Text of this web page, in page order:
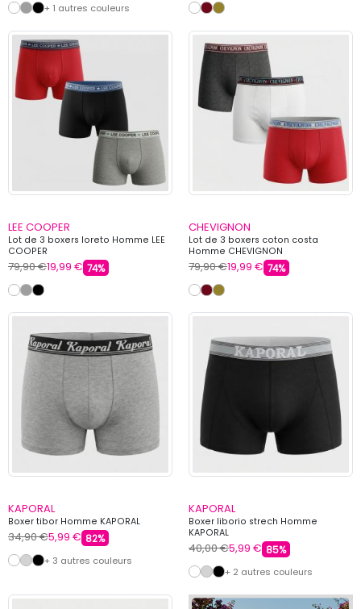
+ 1 autres couleurs
LEE COOPER
Lot de 3 boxers loreto Homme LEE
COOPER
79,90 €19,99 € 74%
CHEVIGNON
Lot de 3 boxers coton costa
Homme CHEVIGNON
79,90 €19,99 € 74%
KAPORAL
Boxer tibor Homme KAPORAL
34,90 €5,99 € 82%
+ 3 autres couleurs
KAPORAL
Boxer liborio strech Homme
KAPORAL
40,00 €5,99 € 85%
+ 2 autres couleurs